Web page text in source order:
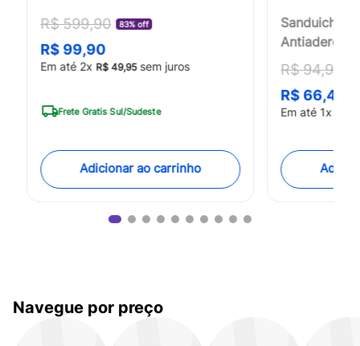
R$ 599,90 83% off
R$ 99,90
Em até 2x R$ 49,95sem juros
Frete Gratis Sul/Sudeste
Adicionar ao carrinho
127v 750w
CE043OUT
R$ 94,90
R$ 66,43
Em até 1x
Navegue por preço